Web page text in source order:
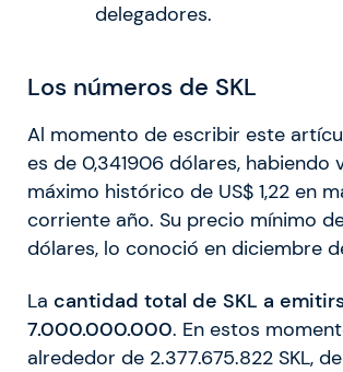
delegadores.
Los números de SKL
Al momento de escribir este
es de 0,341906 dólares, habiendo
máximo histórico de ​​US$ 1,22 en
corriente año. Su precio mínimo
dólares, lo conoció en diciembre
La cantidad total de SKL a
7.000.000.000. En estos
alrededor de 2.377.675.822 SKL,